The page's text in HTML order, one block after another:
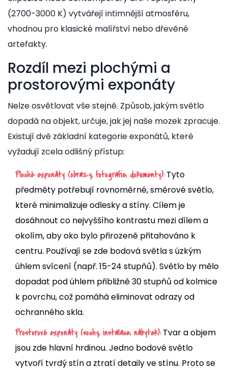
(2700-3000 K) vytvářejí intimnější atmosféru,
vhodnou pro klasické malířství nebo dřevěné
artefakty.
Rozdíl mezi plochými a
prostorovými exponáty
Nelze osvětlovat vše stejně. Způsob, jakým světlo
dopadá na objekt, určuje, jak jej naše mozek zpracuje.
Existují dvě základní kategorie exponátů, které
vyžadují zcela odlišný přístup:
Ploché exponáty (obrazy, fotografie, dokumenty):Tyto
předměty potřebují rovnoměrné, směrové světlo,
které minimalizuje odlesky a stíny. Cílem je
dosáhnout co nejvyššího kontrastu mezi dílem a
okolím, aby oko bylo přirozeně přitahováno k
centru. Používají se zde bodová světla s úzkým
úhlem svícení (např. 15-24 stupňů). Světlo by mělo
dopadat pod úhlem přibližně 30 stupňů od kolmice
k povrchu, což pomáhá eliminovat odrazy od
ochranného skla.
Prostorové exponáty (sochy, instalace, nábytek):Tvar a objem
jsou zde hlavní hrdinou. Jedno bodové světlo
vytvoří tvrdý stín a ztratí detaily ve stínu. Proto se